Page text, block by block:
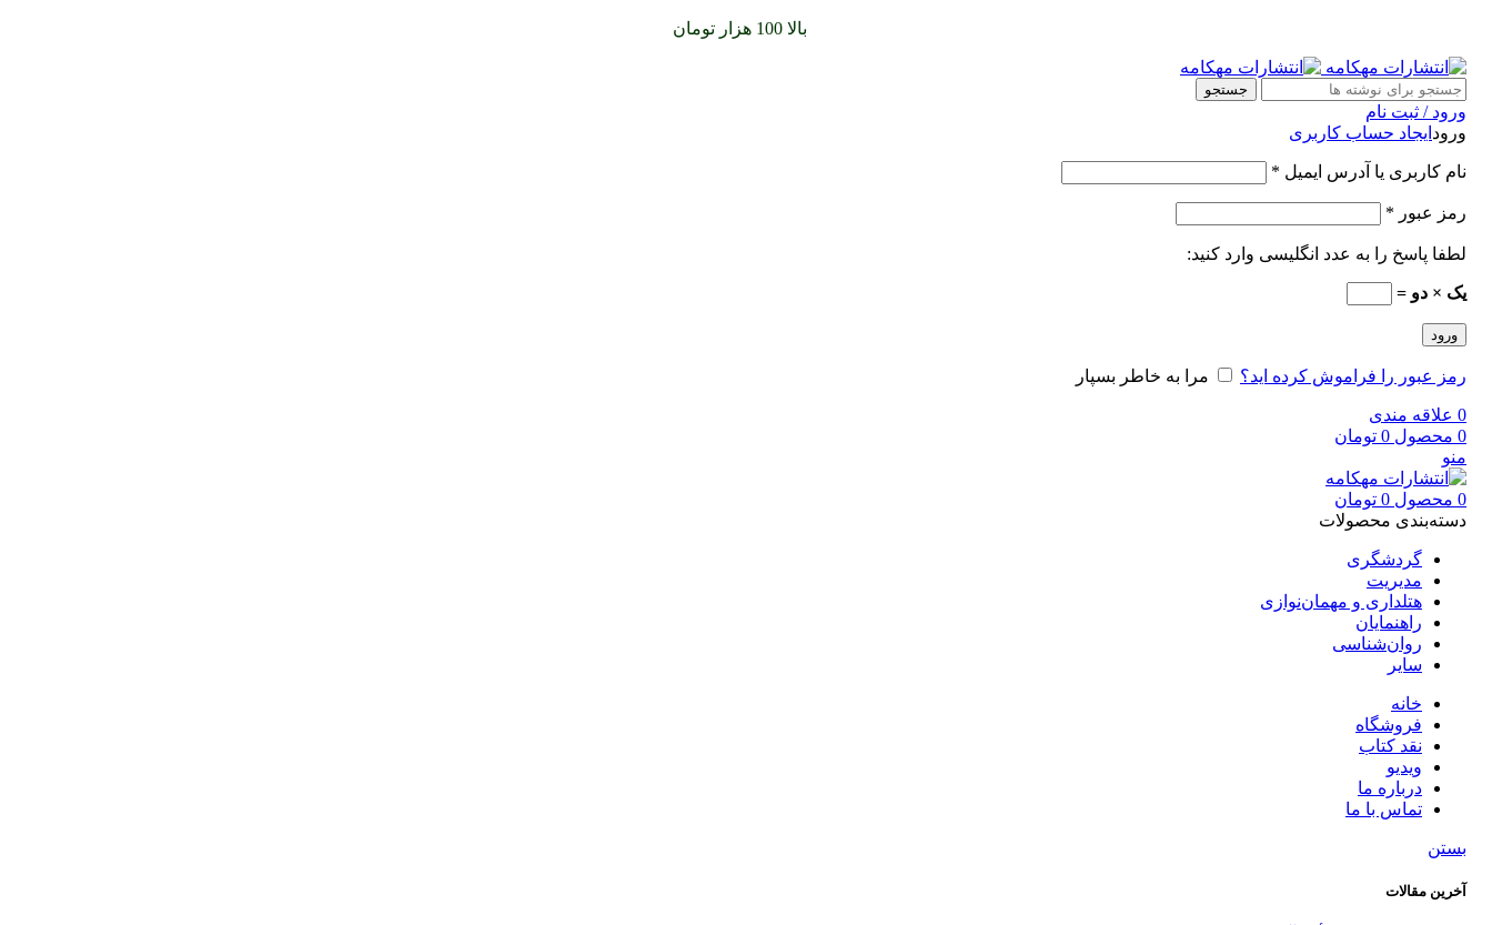
بالا 100 هزار تومان
جستجو
ورود / ثبت نام
ورود ایجاد حساب کاربری
نام کاربری یا آدرس ایمیل *
رمز عبور *
لطفا پاسخ را به عدد انگلیسی وارد کنید:
یک × دو =
ورود
رمز عبور را فراموش کرده اید؟ مرا به خاطر بسپار
0 علاقه مندی
0 محصول 0 تومان
منو
0 محصول 0 تومان
دسته‌بندی محصولات
گردشگری
مدیریت
هتلداری و مهمان‌نوازی
راهنمایان
روان‌شناسی
سایر
خانه
فروشگاه
نقد کتاب
ویدیو
درباره‌ ما
تماس با ما
بستن
آخرین مقالات